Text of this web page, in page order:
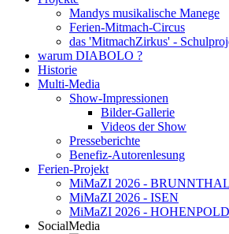
Mandys musikalische Manege
Ferien-Mitmach-Circus
das 'MitmachZirkus' -
warum DIABOLO ?
Historie
Multi-Media
Show-Impressionen
Bilder-Gallerie
Videos der Show
Presseberichte
Benefiz-Autorenlesung
Ferien-Projekt
MiMaZI 2026 - BRUNNTHAL
MiMaZI 2026 - ISEN
MiMaZI 2026 -
SocialMedia